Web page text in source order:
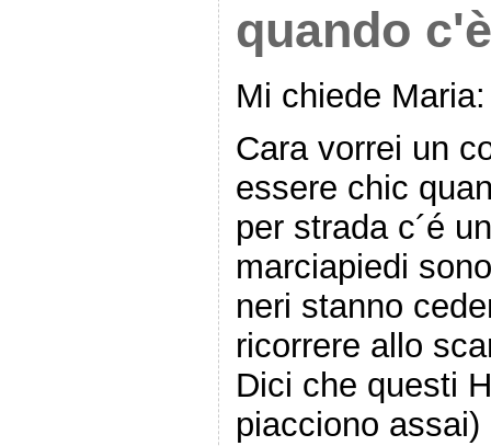
quando
Mi chiede Maria:
Cara vorrei un
essere chic
per strada c´é
marciapiedi
neri stanno
ricorrere allo
Dici che questi
piacciono